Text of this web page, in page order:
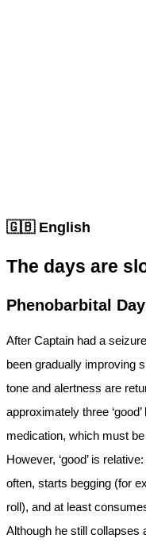
🇬🇧 English
The days are
Phenobarbital
After Captain had a
been gradually improving
tone and alertness are
approximately three
medication, which must
However, ‘good’ is
often, starts begging (for
roll), and at least
Although he still collapses